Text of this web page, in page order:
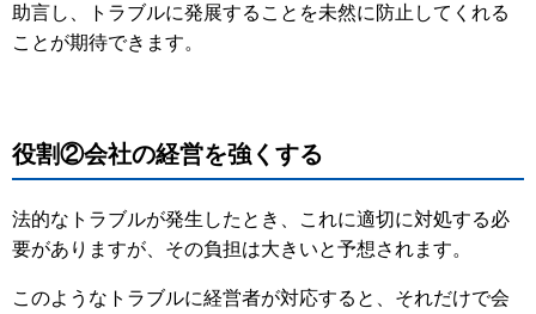
助言し、トラブルに発展することを未然に防止してくれる
ことが期待できます。
役割②会社の経営を強くする
法的なトラブルが発生したとき、これに適切に対処する必
要がありますが、その負担は大きいと予想されます。
このようなトラブルに経営者が対応すると、それだけで会